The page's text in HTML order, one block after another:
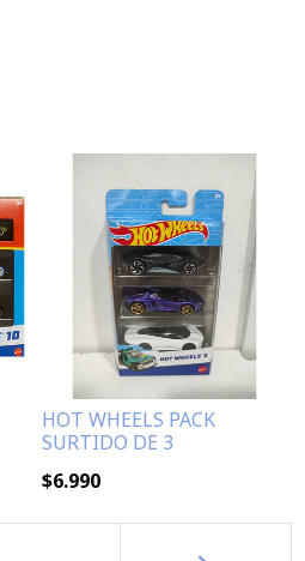
HOT WHEELS PACK
SURTIDO DE 3
$6.990